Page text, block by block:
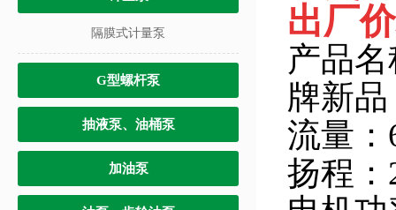
隔膜式计量泵
G型螺杆泵
抽液泵、油桶泵
加油泵
出厂
产品
牌新
流量：
扬程：